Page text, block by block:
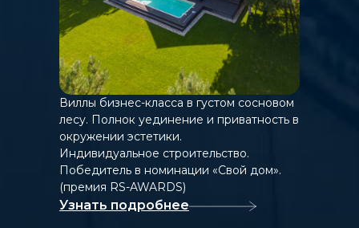
Виллы бизнес-класса в густом сосновом
лесу. Полнок уединение и приватность в
окружении эстетики.
Индивидуальное строительство.
Победитель в номинации «Свой дом».
(премия RS-AWARDS)
Узнать подробнее